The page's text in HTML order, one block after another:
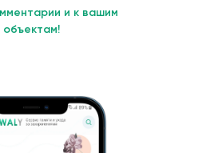
и к вашим
объектам!